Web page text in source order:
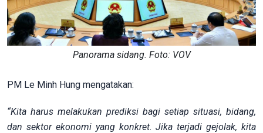
Panorama sidang. Foto: VOV
PM Le Minh Hung mengatakan:
“Kita harus melakukan prediksi bagi setiap situasi, bidang,
dan sektor ekonomi yang konkret. Jika terjadi gejolak, kita